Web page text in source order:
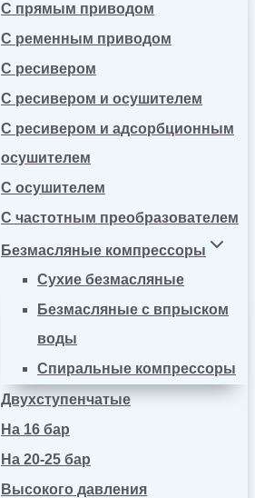
С прямым приводом
С ременным приводом
С ресивером
С ресивером и осушителем
С ресивером и адсорбционным
осушителем
С осушителем
С частотным преобразователем
Безмасляные компрессоры
Сухие безмасляные
Безмасляные с впрыском
воды
Спиральные компрессоры
Двухступенчатые
На 16 бар
На 20-25 бар
Высокого давления